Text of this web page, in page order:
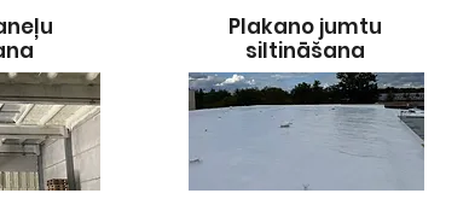
Plakano jumtu
siltināšana